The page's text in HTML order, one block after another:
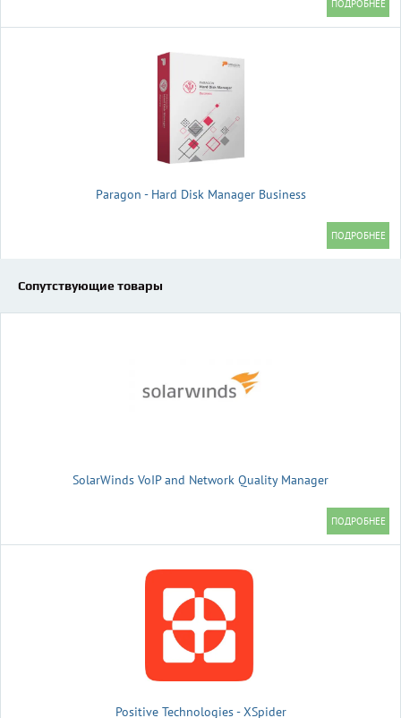
Paragon - Hard Disk Manager Business
Сопутствующие товары
SolarWinds VoIP and Network Quality Manager
Positive Technologies - XSpider